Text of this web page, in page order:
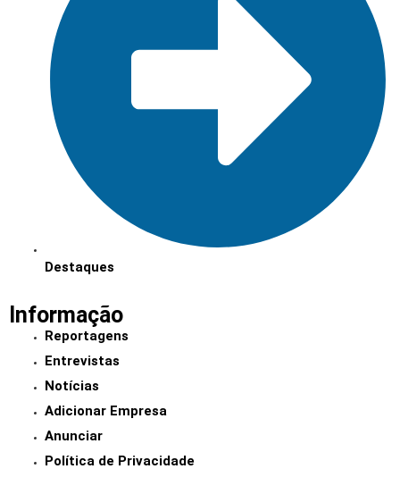
Destaques
Informação
Reportagens
Entrevistas
Notícias
Adicionar Empresa
Anunciar
Política de Privacidade